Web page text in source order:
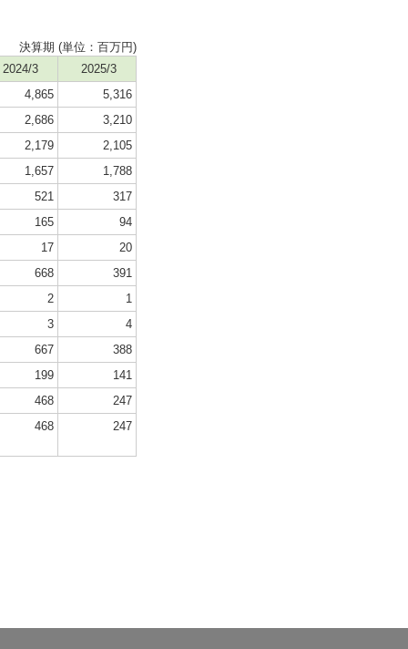
決算期 (単位：百万円)
2024/3
2025/3
4,865
5,316
2,686
3,210
2,179
2,105
1,657
1,788
521
317
165
94
17
20
668
391
2
1
3
4
667
388
199
141
468
247
468
247